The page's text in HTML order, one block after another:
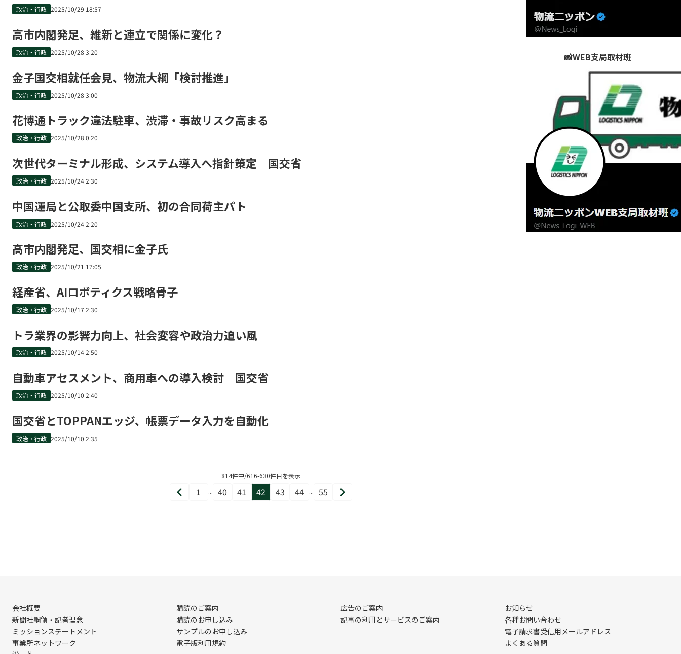
814件中/616-630件目を表示
前
1
ペ
... 40
ペ
41
ペ
42ペ
43
ペ
44
ペ
... 55
ペ
次
政治・行政 2025/10/29 18:57
高市内閣発足、維新と連立で関係に変化？
政治・行政 2025/10/28 3:20
金子国交相就任会見、物流大綱「検討推進」
政治・行政 2025/10/28 3:00
花博通トラック違法駐車、渋滞・事故リスク高まる
政治・行政 2025/10/28 0:20
次世代ターミナル形成、システム導入へ指針策定 国交省
政治・行政 2025/10/24 2:30
中国運局と公取委中国支所、初の合同荷主パト
政治・行政 2025/10/24 2:20
高市内閣発足、国交相に金子氏
政治・行政 2025/10/21 17:05
経産省、AIロボティクス戦略骨子
政治・行政 2025/10/17 2:30
トラ業界の影響力向上、社会変容や政治力追い風
政治・行政 2025/10/14 2:50
自動車アセスメント、商用車への導入検討 国交省
政治・行政 2025/10/10 2:40
国交省とTOPPANエッジ、帳票データ入力を自動化
政治・行政 2025/10/10 2:35
📸WEB支局取材班
会社概要
新聞社綱領・記者理念
ミッションステートメント
事業所ネットワーク
購読のご案内
購読のお申し込み
サンプルのお申し込み
電子版利用規約
広告のご案内
記事の利用とサービスのご案内
お知らせ
各種お問い合わせ
電子請求書受信用メールアドレス
よくある質問